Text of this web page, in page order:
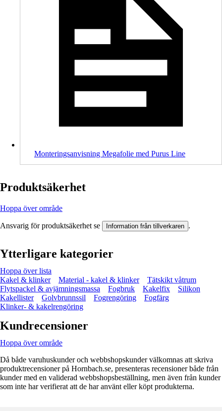
Monteringsanvisning Megafolie med Purus Line
Produktsäkerhet
Hoppa över område
Ansvarig för produktsäkerhet se Information från tillverkaren .
Ytterligare kategorier
Hoppa över lista
Kakel & klinker
Material - kakel & klinker
Tätskikt våtrum
Flytspackel & avjämningsmassa
Fogbruk Kakelfix
Silikon
Kakellister
Golvbrunnssil Fogrengöring
Fogfärg
Klinker- & kakelrengöring
Kundrecensioner
Hoppa över område
Då både varuhuskunder och webbshopskunder välkomnas att skriva
produktrecensioner på Hornbach.se, presenteras recensioner både från
kunder med en validerad webbshopsbeställning, men även från kunder
som inte har verifierat att de har använt eller köpt produkterna.